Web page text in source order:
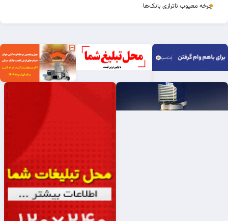
چرخه‌ معیوب ناترازی بانک‌ها